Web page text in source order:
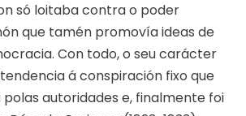
só loitaba contra o poder
que tamén promovía ideas de
Con todo, o seu carácter
á conspiración fixo que
autoridades e, finalmente foi